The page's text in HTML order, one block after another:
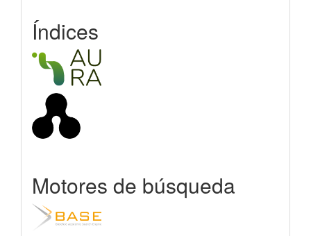
Índices
Motores de búsqueda